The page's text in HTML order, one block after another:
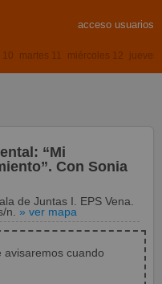
acceso usuarios
10 martes 11 miércoles 12 jueves
“Mi
Con Sonia
de Juntas I. EPS Vena.
n.» ver mapa
avisaremos cuando